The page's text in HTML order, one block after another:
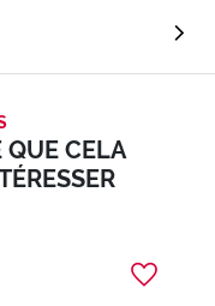
QUE CELA